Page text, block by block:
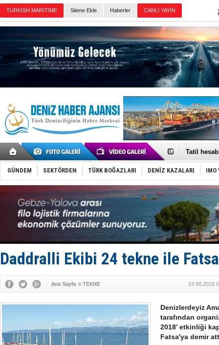
Sitene Ekle Haberler
Rus
Tatil
Rusya,
Enejota
Denizcilik
‘14.
Taksi
TÜRKLİM
SOCAR
Dünyanın
GÜNDEM SEKTÖRDEN TÜRK BOĞAZLARI DENİZ KAZALARI IMO
Daddralli Ekibi 24 tekne ile
Ana Sayfa » TEKNE 14.08.2018
Denizlerdeyiz
tarafından
2018’ etkinliği
Fatsa'ya demir